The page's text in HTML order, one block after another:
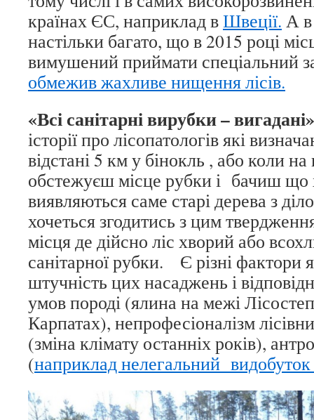
країнах ЄС, наприклад вШвеції. А
настільки багато, що в 2015 році
вимушений приймати спеціальний
обмежив жахливе нищення лісів.
«Всі санітарні вирубки –
історії про лісопатологів які
відстані 5 км у бінокль , або коли на
обстежуєш місце рубки і бачиш
виявляються саме старі дерева з
хочеться згодитись з цим
місця де дійсно ліс хворий або
санітарної рубки. Є різні фактори
штучність цих насаджень і
умов породі (ялина на межі
Карпатах), непрофесіоналізм
(зміна клімату останніх років),
(наприклад нелегальний